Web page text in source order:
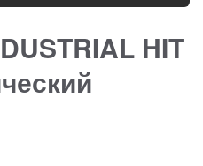
HIT